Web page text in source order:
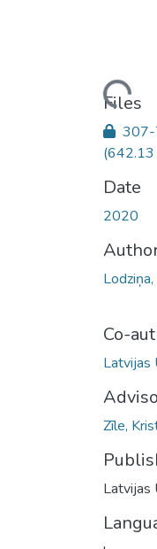
Loading...
Files
307-
(642.13
Date
2020
Co-
Latvijas
Zīle,
Latvijas